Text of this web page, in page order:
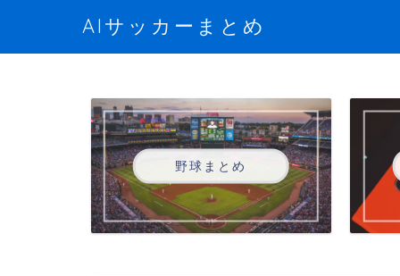
AIサッカーまとめ
野球まとめ